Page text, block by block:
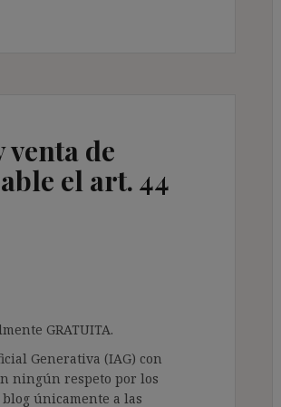
de
el art. 44
GRATUITA.
Generativa (IAG) con
ningún respeto por los
únicamente a las